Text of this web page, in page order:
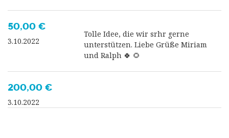
50,00 €
3.10.2022
Tolle Idee, die wir srhr gerne
unterstützen. Liebe Grüße Miriam
und Ralph 🍀 🌻
200,00 €
3.10.2022